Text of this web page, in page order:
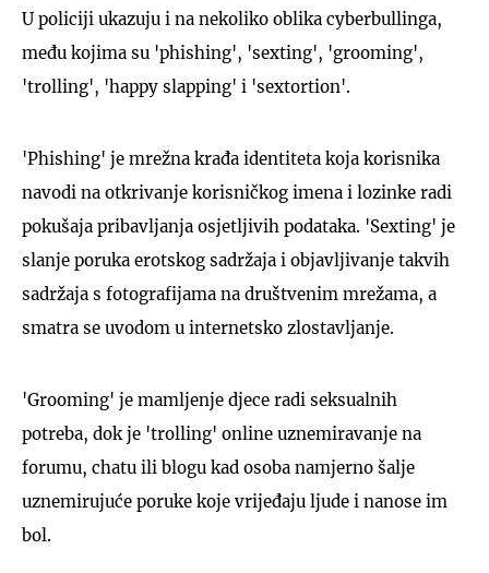
U policiji ukazuju i na nekoliko oblika cyberbullinga,
među kojima su 'phishing', 'sexting', 'grooming',
'trolling', 'happy slapping' i 'sextortion'.
'Phishing' je mrežna krađa identiteta koja korisnika
navodi na otkrivanje korisničkog imena i lozinke radi
pokušaja pribavljanja osjetljivih podataka. 'Sexting' je
slanje poruka erotskog sadržaja i objavljivanje takvih
sadržaja s fotografijama na društvenim mrežama, a
smatra se uvodom u internetsko zlostavljanje.
'Grooming' je mamljenje djece radi seksualnih
potreba, dok je 'trolling' online uznemiravanje na
forumu, chatu ili blogu kad osoba namjerno šalje
uznemirujuće poruke koje vrijeđaju ljude i nanose im
bol.